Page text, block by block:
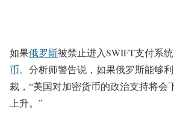
如果俄罗斯被禁止进入SWIFT支付系
币。分析师警告说，如果俄罗斯能够
裁，“美国对加密货币的政治支持将会
上升。”